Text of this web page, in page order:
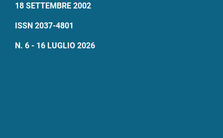
18 SETTEMBRE 2002
ISSN 2037-4801
N. 6 - 16 LUGLIO 2026